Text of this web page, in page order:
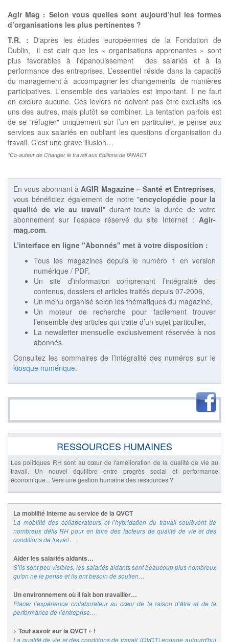
Agir Mag : Selon vous quelles sont aujourd’hui les formes
d’organisations les plus pertinentes ?
T.R. : D'après les études européennes de la Fondation de
Dublin, il est clair que les « organisations apprenantes » sont
plus favorables à l'épanouissement des salariés et à la
performance des entreprises. L’essentiel réside dans la capacité
du management à accompagner les changements de manières
participatives. L'ensemble des variables est important. Il ne faut
en exclure aucune. Ces leviers ne doivent pas être exclusifs les
uns des autres, mais plutôt se combiner. La tentation parfois est
de se "réfugier" uniquement sur l’un en particulier, je pense aux
services aux salariés en oubliant les questions d’organisation du
travail. C’est une grave illusion…
*Co-auteur de Changer le travail aux Editions de l’ANACT
En vous abonnant àAGIR Magazine – Santé et Entreprises,
vous bénéficiez également de notre "encyclopédie pour la
qualité de vie au travail" durant toute la durée de votre
abonnement sur l’espace réservé du site Internet : Agir-
mag.com.
L’interface en ligne "Abonnés" met à votre disposition :
Tous les magazines depuis le numéro 1 en version
numérique / PDF,
Un site d’information comprenant l’intégralité des
contenus, dossiers et articles traités depuis 07-2006,
Un menu organisé selon les thématiques du magazine,
Un moteur de recherche pour facilement trouver
l’ensemble des articles qui traite d’un sujet particulier,
La newsletter mensuelle exclusivement réservée à nos
abonnés.
Consultez les sommaires de l’intégralité des numéros sur le
kiosque numérique.
RESSOURCES HUMAINES
Les politiques RH sont au cœur de l'amélioration de la qualité de vie au
travail. Un nouvel équilibre entre progrès social et performance
économique... Vers une gestion humaine des ressources ?
La mobilité interne au service de la QVCT
La mobilité des collaborateurs et l’hybridation du travail soulèvent de
nombreux défis RH pour en faire des facteurs de qualité de vie et des
conditions de travail…
Aider les salariés aidants…
S’ils sont peu visibles, les salariés aidants sont beaucoup plus nombreux
qu'on ne le pense et ils ont besoin de soutien…
Un environnement où il fait bon travailler…
Placer l’expérience collaborateur au cœur de la raison d’être et de la
performance de l’entreprise…
« Tout savoir sur la QVCT » !
La qualité de vie et des conditions de travail (QVCT) engage aujourd'hui